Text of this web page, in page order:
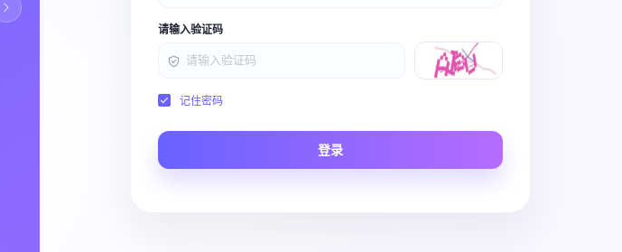
Scene
请输入验证码
记住密码
登录